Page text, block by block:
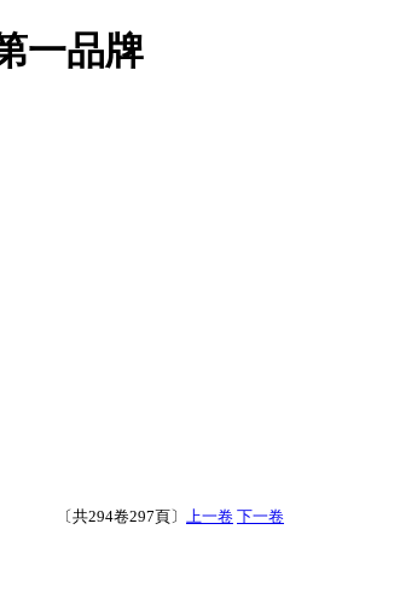
一品牌
〔共294卷297頁〕 上一卷 下一卷